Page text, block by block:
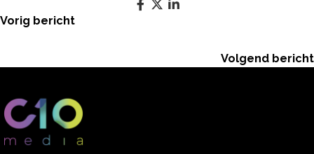
Vorig bericht
Volgend bericht